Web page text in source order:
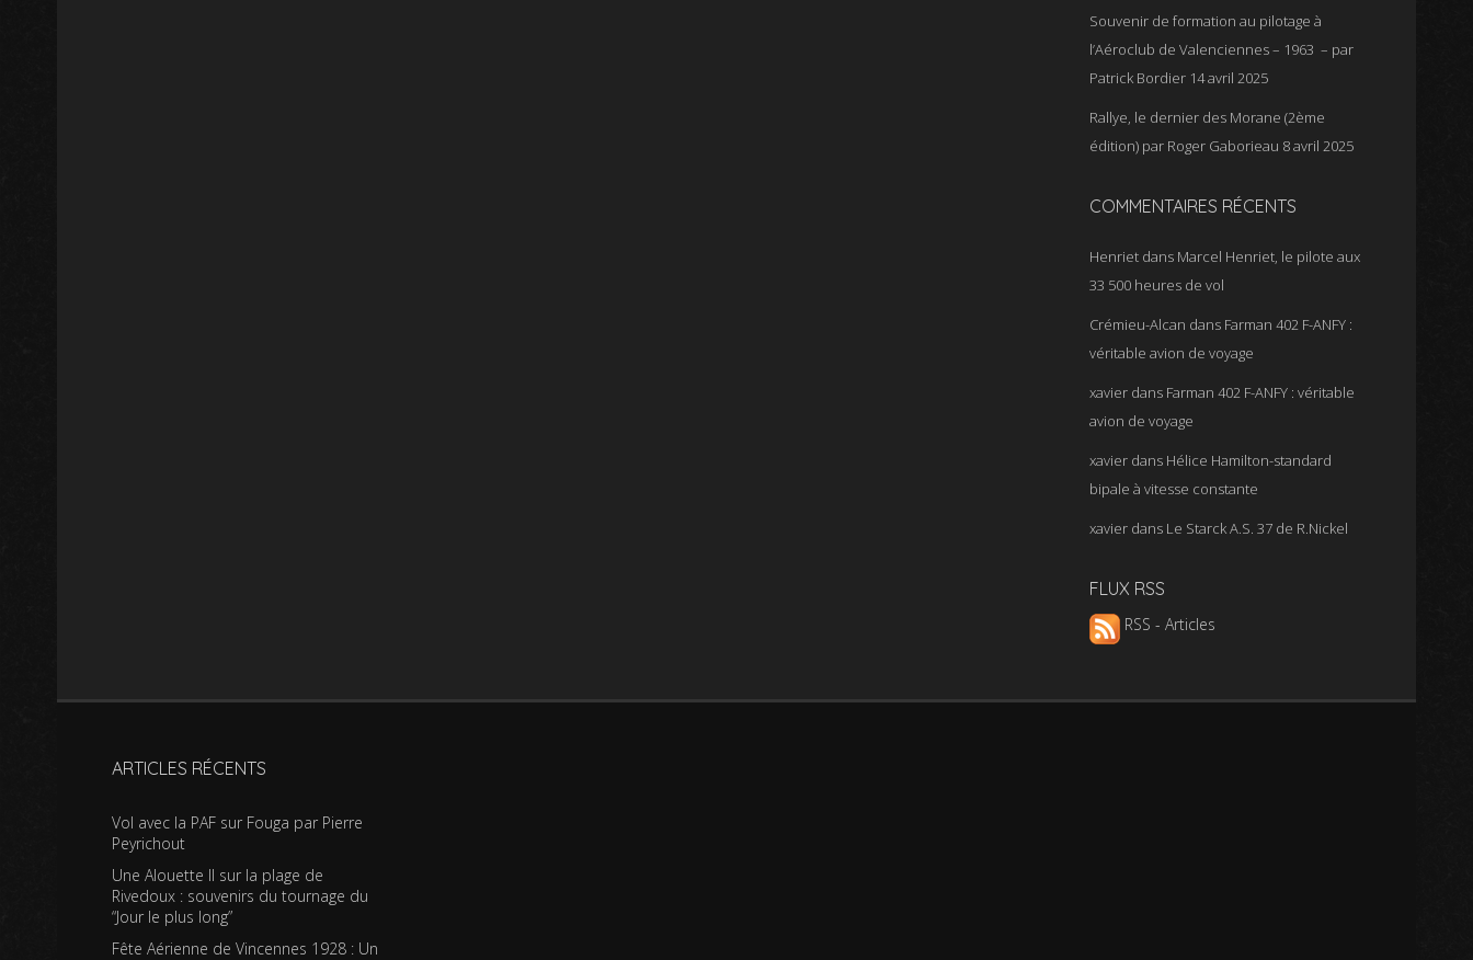
Souvenir de formation au pilotage à
l’Aéroclub de Valenciennes – 1963 – par
Patrick Bordier 14 avril 2025
Rallye, le dernier des Morane (2ème
édition) par Roger Gaborieau 8 avril 2025
COMMENTAIRES RÉCENTS
Henriet dans Marcel Henriet, le pilote aux
33 500 heures de vol
Crémieu-Alcan dans Farman 402 F-ANFY :
véritable avion de voyage
xavier dans Farman 402 F-ANFY : véritable
avion de voyage
xavier dans Hélice Hamilton-standard
bipale à vitesse constante
xavier dans Le Starck A.S. 37 de R.Nickel
FLUX RSS
RSS - Articles
ARTICLES RÉCENTS
Vol avec la PAF sur Fouga par Pierre
Peyrichout
Une Alouette II sur la plage de
Rivedoux : souvenirs du tournage du
“Jour le plus long”
Fête Aérienne de Vincennes 1928 : Un